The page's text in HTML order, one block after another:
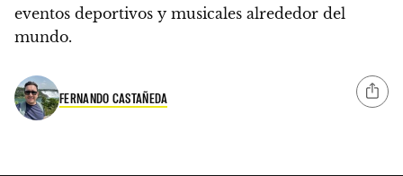
eventos deportivos y musicales alrededor del
mundo.
FERNANDO CASTAÑEDA